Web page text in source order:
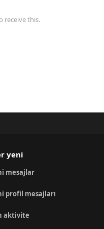
receive this.
yeni
mesajlar
profil mesajları
aktivite